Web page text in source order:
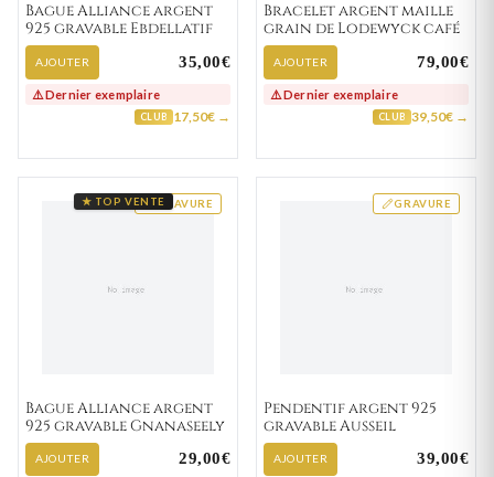
Bague Alliance argent
925 gravable Ebdellatif
AJOUTER 35,00€
⚠️ Dernier exemplaire
CLUB 17,50€ →
Bracelet argent maille
grain de Lodewyck café
AJOUTER 79,00€
⚠️ Dernier exemplaire
CLUB 39,50€ →
GRAVURE
★ TOP VENTE
Bague Alliance argent
925 gravable Gnanaseely
AJOUTER 29,00€
GRAVURE
Pendentif argent 925
gravable Ausseil
AJOUTER 39,00€